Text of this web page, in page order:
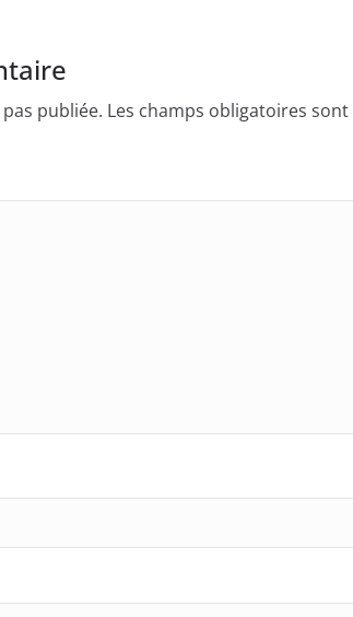
publiée. Les champs obligatoires